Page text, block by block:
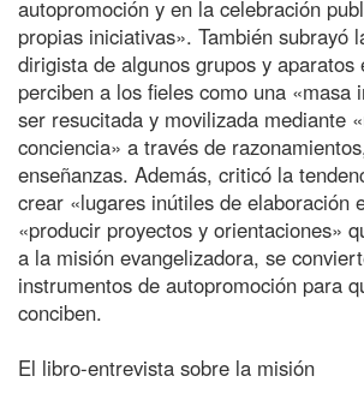
autopromoción y en la celebración
propias iniciativas». También subrayó
dirigista de algunos grupos y aparatos
perciben a los fieles como una «masa
ser resucitada y movilizada mediante
conciencia» a través de
enseñanzas. Además, criticó la
crear «lugares inútiles de elaboración
«producir proyectos y orientaciones»
a la misión evangelizadora, se
instrumentos de autopromoción para
conciben.
El libro-entrevista sobre la misión